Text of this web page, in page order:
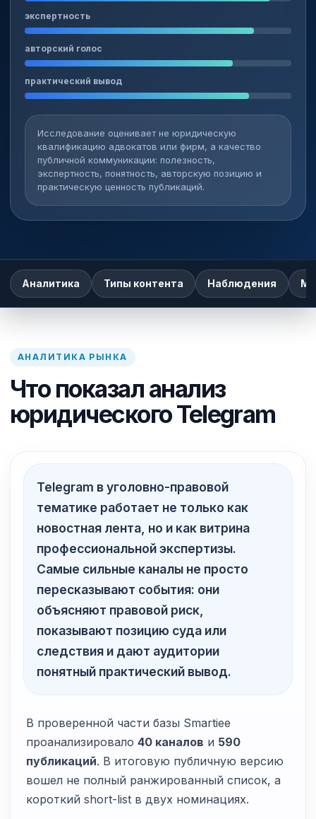
экспертность
авторский голос
практический вывод
Исследование оценивает не юридическую
квалификацию адвокатов или фирм, а качество
публичной коммуникации: полезность,
экспертность, понятность, авторскую позицию и
практическую ценность публикаций.
Аналитика Типы контента Наблюдения
АНАЛИТИКА РЫНКА
Что показал анализ
юридического Telegram
Telegram в уголовно-правовой
тематике работает не только как
новостная лента, но и как витрина
профессиональной экспертизы.
Самые сильные каналы не просто
пересказывают события: они
объясняют правовой риск,
показывают позицию суда или
следствия и дают аудитории
понятный практический вывод.
В проверенной части базы Smartiee
проанализировало 40 каналов и 590
публикаций. В итоговую публичную версию
вошел не полный ранжированный список, а
короткий short-list в двух номинациях.